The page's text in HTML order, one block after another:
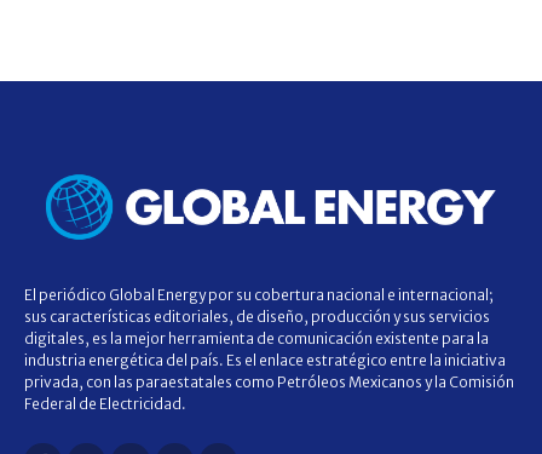
El periódico Global Energy por su cobertura nacional e internacional;
sus características editoriales, de diseño, producción y sus servicios
digitales, es la mejor herramienta de comunicación existente para la
industria energética del país. Es el enlace estratégico entre la iniciativa
privada, con las paraestatales como Petróleos Mexicanos y la Comisión
Federal de Electricidad.